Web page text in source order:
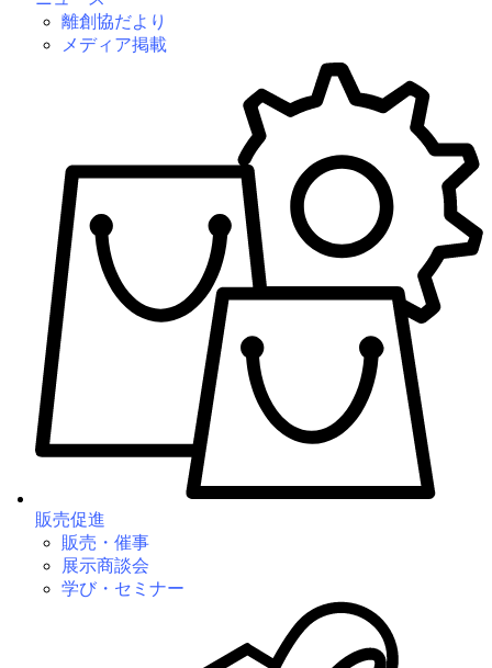
離創協だより
メディア掲載
販売促進
販売・催事
展示商談会
学び・セミナー